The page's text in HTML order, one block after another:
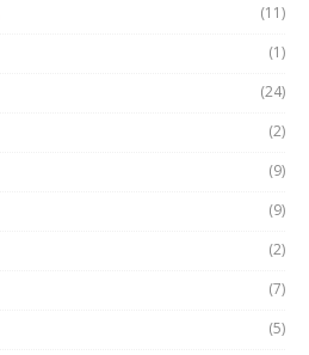
(11)
(1)
(24)
(2)
(9)
(9)
(2)
(7)
(5)